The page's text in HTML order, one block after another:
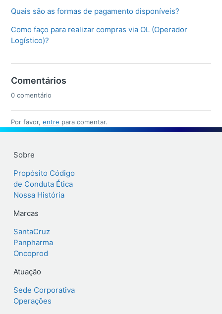
Quais são as formas de pagamento disponíveis?
Como faço para realizar compras via OL (Operador
Logístico)?
Comentários
0 comentário
Por favor,entre para comentar.
Sobre
Propósito Código
de Conduta Ética
Nossa História
Marcas
SantaCruz
Panpharma
Oncoprod
Atuação
Sede Corporativa
Operações